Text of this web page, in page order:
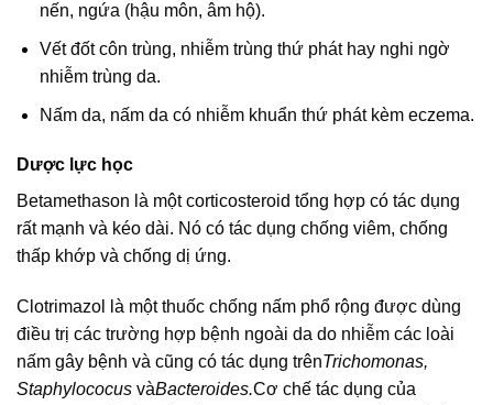
nến, ngứa (hậu môn, âm hộ).
Vết đốt côn trùng, nhiễm trùng thứ phát hay nghi ngờ
nhiễm trùng da.
Nấm da, nấm da có nhiễm khuẩn thứ phát kèm eczema.
Dược lực học
Betamethason là một corticosteroid tổng hợp có tác dụng
rất mạnh và kéo dài. Nó có tác dụng chống viêm, chống
thấp khớp và chống dị ứng.
Clotrimazol là một thuốc chống nấm phổ rộng được dùng
điều trị các trường hợp bệnh ngoài da do nhiễm các loài
nấm gây bệnh và cũng có tác dụng trênTrichomonas,
Staphylococus vàBacteroides.Cơ chế tác dụng của